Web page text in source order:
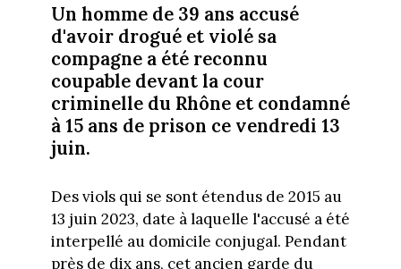
Un homme de 39 ans accusé
d'avoir drogué et violé sa
compagne a été reconnu
coupable devant la cour
criminelle du Rhône et condamné
à 15 ans de prison ce vendredi 13
juin.
Des viols qui se sont étendus de 2015 au
13 juin 2023, date à laquelle l'accusé a été
interpellé au domicile conjugal. Pendant
près de dix ans, cet ancien garde du